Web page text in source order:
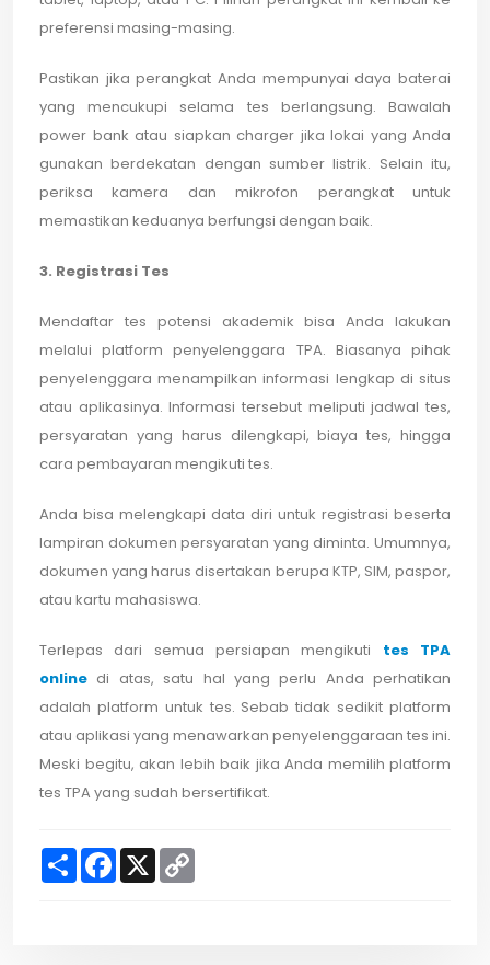
preferensi masing-masing.
Pastikan jika perangkat Anda mempunyai daya baterai
yang mencukupi selama tes berlangsung. Bawalah
power bank atau siapkan charger jika lokai yang Anda
gunakan berdekatan dengan sumber listrik. Selain itu,
periksa kamera dan mikrofon perangkat untuk
memastikan keduanya berfungsi dengan baik.
3. Registrasi Tes
Mendaftar tes potensi akademik bisa Anda lakukan
melalui platform penyelenggara TPA. Biasanya pihak
penyelenggara menampilkan informasi lengkap di situs
atau aplikasinya. Informasi tersebut meliputi jadwal tes,
persyaratan yang harus dilengkapi, biaya tes, hingga
cara pembayaran mengikuti tes.
Anda bisa melengkapi data diri untuk registrasi beserta
lampiran dokumen persyaratan yang diminta. Umumnya,
dokumen yang harus disertakan berupa KTP, SIM, paspor,
atau kartu mahasiswa.
Terlepas dari semua persiapan mengikuti tes TPA
online di atas, satu hal yang perlu Anda perhatikan
adalah platform untuk tes. Sebab tidak sedikit platform
atau aplikasi yang menawarkan penyelenggaraan tes ini.
Meski begitu, akan lebih baik jika Anda memilih platform
tes TPA yang sudah bersertifikat.
S
F
X